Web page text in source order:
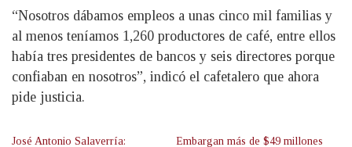
“Nosotros dábamos empleos a unas cinco mil familias y
al menos teníamos 1,260 productores de café, entre ellos
había tres presidentes de bancos y seis directores porque
confiaban en nosotros”, indicó el cafetalero que ahora
pide justicia.
José Antonio Salaverría:
Embargan más de $49 millones